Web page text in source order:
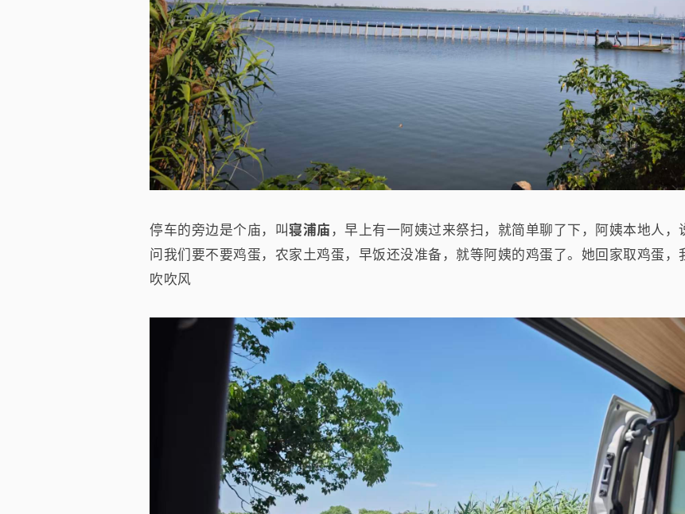
停车的旁边是个庙，叫寝浦庙 ，早上有一阿姨过来祭扫，就简单聊了下，阿姨本地人
问我们要不要鸡蛋，农家土鸡蛋，早饭还没准备，就等阿姨的鸡蛋了。她回家取鸡蛋
吹吹风